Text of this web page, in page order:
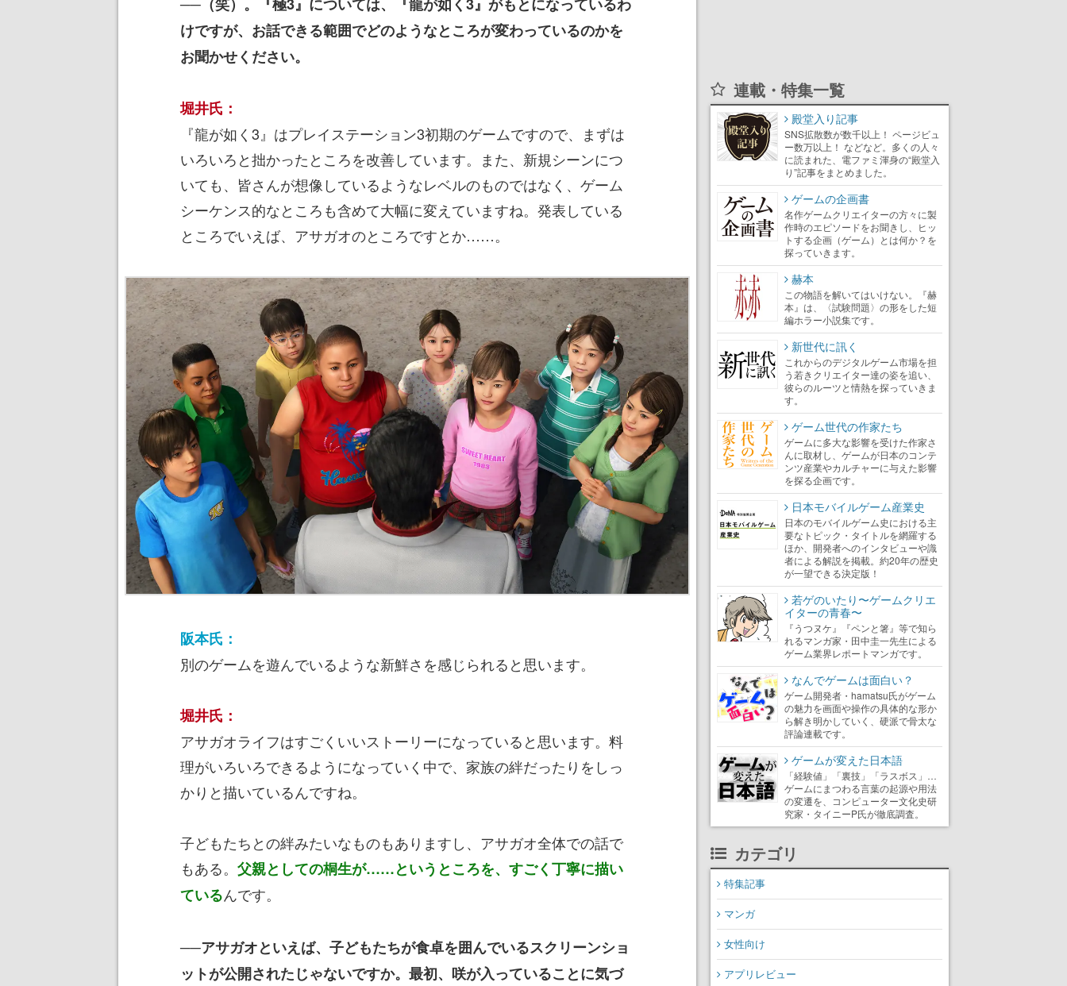
けですが、お話できる範囲でどのようなところが変わっているのかを
お聞かせください。
堀井氏：
『龍が如く3』はプレイステーション3初期のゲームですので、まずは
いろいろと拙かったところを改善しています。また、新規シーンにつ
いても、皆さんが想像しているようなレベルのものではなく、ゲーム
シーケンス的なところも含めて大幅に変えていますね。発表している
ところでいえば、アサガオのところですとか……。
阪本氏：
別のゲームを遊んでいるような新鮮さを感じられると思います。
堀井氏：
アサガオライフはすごくいいストーリーになっていると思います。料
理がいろいろできるようになっていく中で、家族の絆だったりをしっ
かりと描いているんですね。
子どもたちとの絆みたいなものもありますし、アサガオ全体での話で
もある。 父親としての桐生が……というところを、すごく丁寧に描い
ているんです。
──アサガオといえば、子どもたちが食卓を囲んでいるスクリーンショ
ットが公開されたじゃないですか。最初、咲が入っていることに気づ
連載・特集一覧
殿堂入り記事
SNS拡散数が数千以上！ ページビュ
ー数万以上！ などなど。多くの人々
に読まれた、電ファミ渾身の“殿堂入
り”記事をまとめました。
ゲームの企画書
名作ゲームクリエイターの方々に製
作時のエピソードをお聞きし、ヒッ
トする企画（ゲーム）とは何か？を
探っていきます。
赫本
この物語を解いてはいけない。『赫
本』は、〈試験問題〉の形をした短
編ホラー小説集です。
新世代に訊く
これからのデジタルゲーム市場を担
う若きクリエイター達の姿を追い、
彼らのルーツと情熱を探っていきま
す。
ゲーム世代の作家たち
ゲームに多大な影響を受けた作家さ
んに取材し、ゲームが日本のコンテ
ンツ産業やカルチャーに与えた影響
を探る企画です。
日本モバイルゲーム産業史
日本のモバイルゲーム史における主
要なトピック・タイトルを網羅する
ほか、開発者へのインタビューや識
者による解説を掲載。約20年の歴史
が一望できる決定版！
若ゲのいたり〜ゲームクリエ
イターの青春〜
『うつヌケ』『ペンと箸』等で知ら
れるマンガ家・田中圭一先生による
ゲーム業界レポートマンガです。
なんでゲームは面白い？
ゲーム開発者・hamatsu氏がゲーム
の魅力を画面や操作の具体的な形か
ら解き明かしていく、硬派で骨太な
評論連載です。
ゲームが変えた日本語
「経験値」「裏技」「ラスボス」…
ゲームにまつわる言葉の起源や用法
の変遷を、コンピューター文化史研
究家・タイニーP氏が徹底調査。
カテゴリ
特集記事
マンガ
女性向け
アプリレビュー